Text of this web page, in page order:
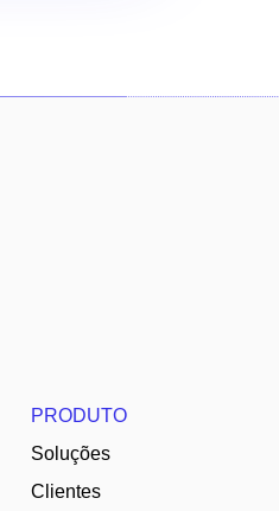
PRODUTO
Soluções
Clientes